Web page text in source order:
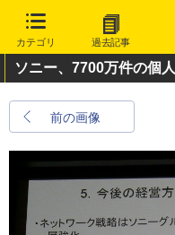
カテゴリ 過去記事
ソニー、7700万件の個
前の画像